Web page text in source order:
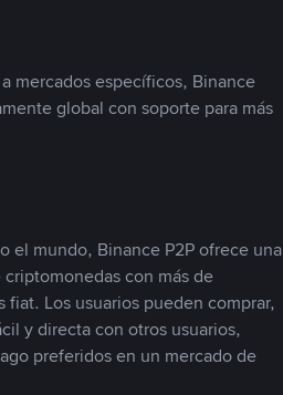
mercados específicos, Binance
global con soporte para más
el mundo, Binance P2P ofrece una
con más de
Los usuarios pueden comprar,
y directa con otros usuarios,
preferidos en un mercado de